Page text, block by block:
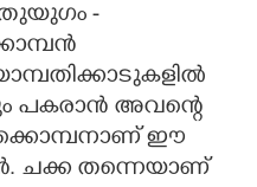
-
അവന്റെ
ഈ
ചക്ക തന്നെയാണ്